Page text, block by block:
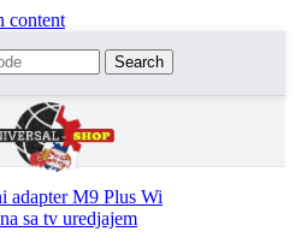
content
Search